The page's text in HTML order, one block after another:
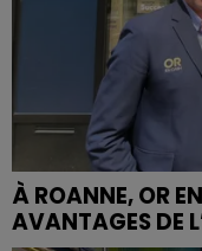
À ROANNE, OR
AVANTAGES DE